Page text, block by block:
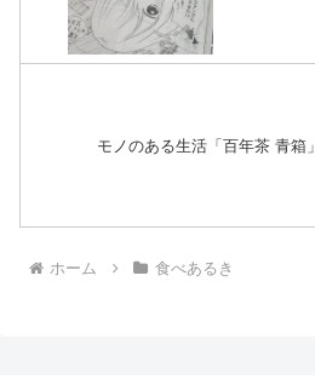
モノのある生活「百年茶 青箱」
ホーム 食べあるき